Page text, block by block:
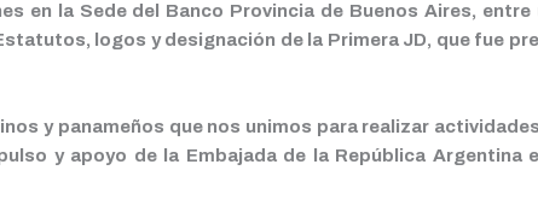
en la Sede del Banco Provincia de Buenos Aires,
logos y designación de la Primera JD, que fue
y panameños que nos unimos para realizar
y apoyo de la Embajada de la República Argentina